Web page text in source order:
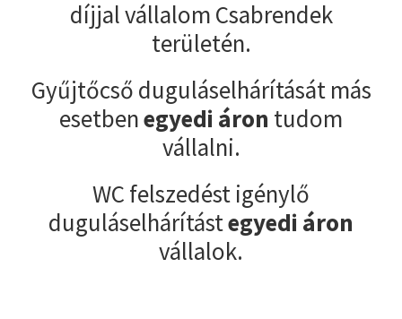
díjjal vállalom Csabrendek
területén.
Gyűjtőcső duguláselhárítását más
esetbenegyedi áron tudom
vállalni.
WC felszedést igénylő
duguláselhárítástegyedi áron
vállalok.